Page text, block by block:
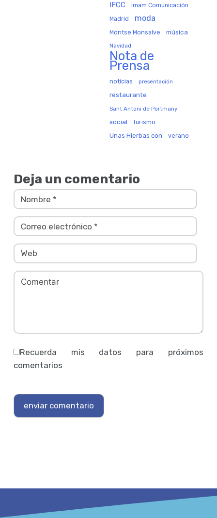
IFCC Imam Comunicación
Madrid moda
Montse Monsalve música
Navidad
Nota de
Prensa
noticias presentación
restaurante
Sant Antoni de Portmany
social turismo
Unas Hierbas con verano
Deja un comentario
Recuerda mis datos para próximos
comentarios